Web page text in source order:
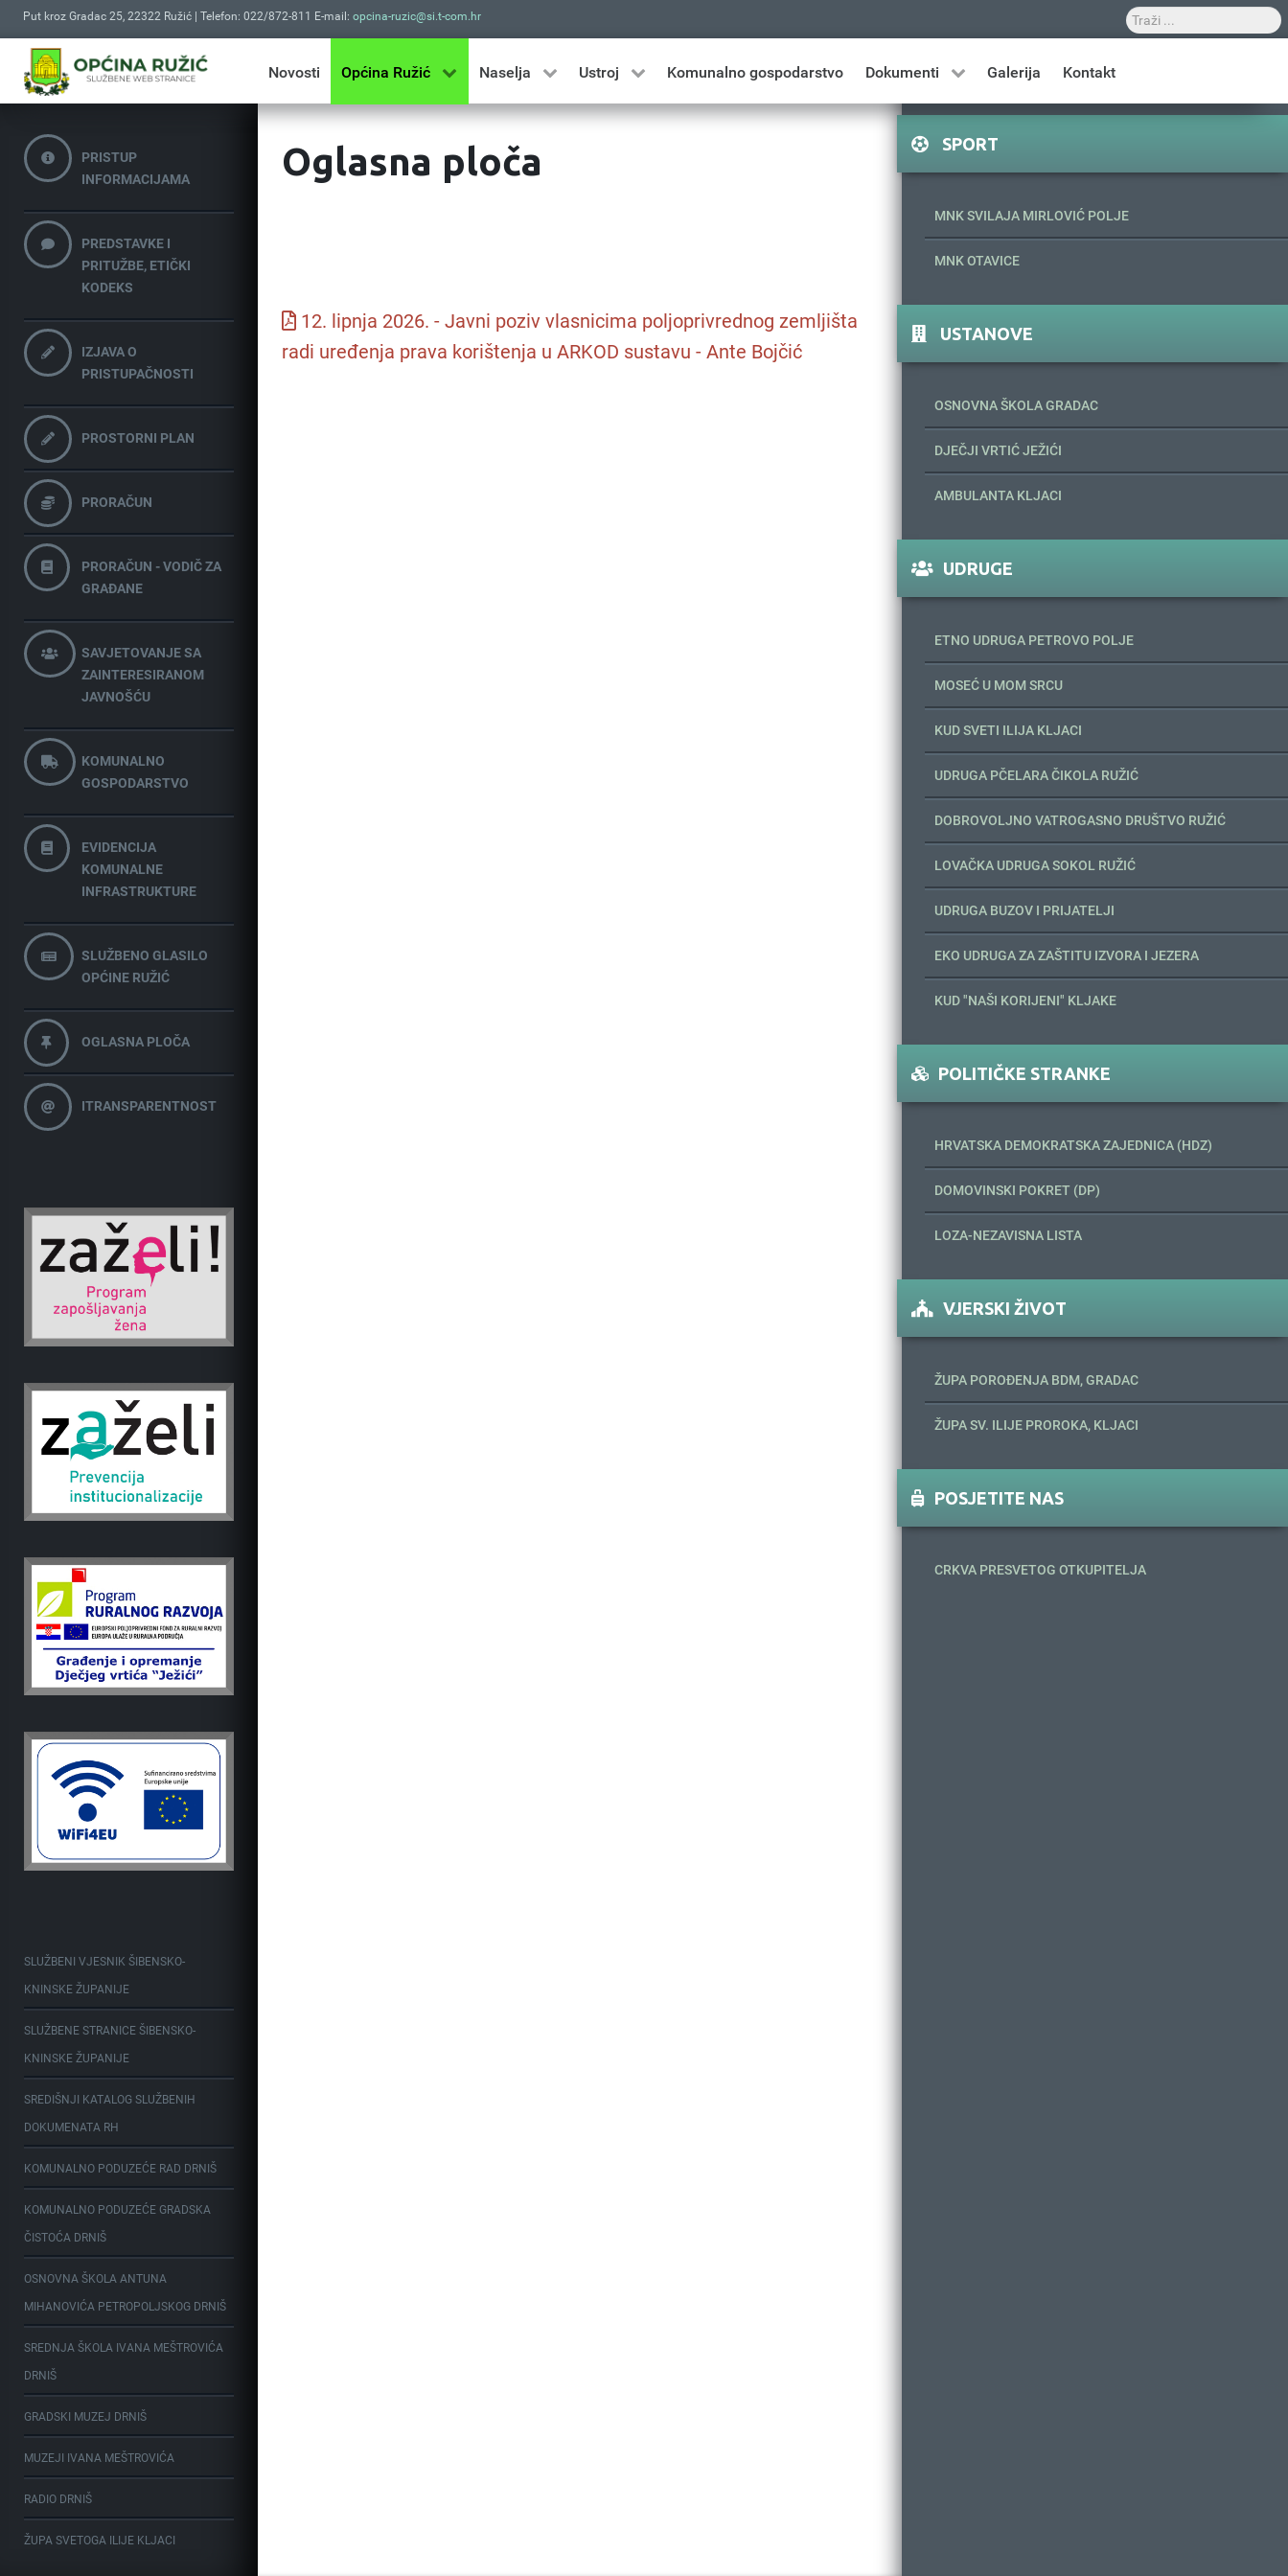
Put kroz Gradac 25, 22322 Ružić | Telefon: 022/872-811 E-mail: opcina-ruzic@si.t-com.hr
Novosti Općina Ružić Naselja Ustroj Komunalno gospodarstvo Dokumenti Galerija Kontakt
PRISTUP
INFORMACIJAMA
PREDSTAVKE I
PRITUŽBE, ETIČKI
KODEKS
IZJAVA O
PRISTUPAČNOSTI
PROSTORNI PLAN
PRORAČUN
PRORAČUN - VODIČ ZA
GRAĐANE
SAVJETOVANJE SA
ZAINTERESIRANOM
JAVNOŠĆU
KOMUNALNO
GOSPODARSTVO
EVIDENCIJA
KOMUNALNE
INFRASTRUKTURE
SLUŽBENO GLASILO
OPĆINE RUŽIĆ
OGLASNA PLOČA
ITRANSPARENTNOST
SLUŽBENI VJESNIK ŠIBENSKO-
KNINSKE ŽUPANIJE
SLUŽBENE STRANICE ŠIBENSKO-
KNINSKE ŽUPANIJE
SREDIŠNJI KATALOG SLUŽBENIH
DOKUMENATA RH
KOMUNALNO PODUZEĆE RAD DRNIŠ
KOMUNALNO PODUZEĆE GRADSKA
ČISTOĆA DRNIŠ
OSNOVNA ŠKOLA ANTUNA
MIHANOVIĆA PETROPOLJSKOG DRNIŠ
SREDNJA ŠKOLA IVANA MEŠTROVIĆA
DRNIŠ
GRADSKI MUZEJ DRNIŠ
MUZEJI IVANA MEŠTROVIĆA
RADIO DRNIŠ
ŽUPA SVETOGA ILIJE KLJACI
Oglasna ploča
12. lipnja 2026. - Javni poziv vlasnicima poljoprivrednog zemljišta
radi uređenja prava korištenja u ARKOD sustavu - Ante Bojčić
SPORT
MNK SVILAJA MIRLOVIĆ POLJE
MNK OTAVICE
USTANOVE
OSNOVNA ŠKOLA GRADAC
DJEČJI VRTIĆ JEŽIĆI
AMBULANTA KLJACI
UDRUGE
ETNO UDRUGA PETROVO POLJE
MOSEĆ U MOM SRCU
KUD SVETI ILIJA KLJACI
UDRUGA PČELARA ČIKOLA RUŽIĆ
DOBROVOLJNO VATROGASNO DRUŠTVO RUŽIĆ
LOVAČKA UDRUGA SOKOL RUŽIĆ
UDRUGA BUZOV I PRIJATELJI
EKO UDRUGA ZA ZAŠTITU IZVORA I JEZERA
KUD "NAŠI KORIJENI" KLJAKE
POLITIČKE STRANKE
HRVATSKA DEMOKRATSKA ZAJEDNICA (HDZ)
DOMOVINSKI POKRET (DP)
LOZA-NEZAVISNA LISTA
VJERSKI ŽIVOT
ŽUPA POROĐENJA BDM, GRADAC
ŽUPA SV. ILIJE PROROKA, KLJACI
POSJETITE NAS
CRKVA PRESVETOG OTKUPITELJA